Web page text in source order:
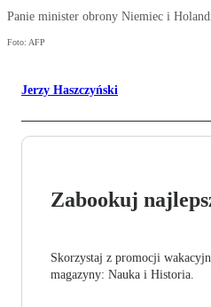
Panie minister obrony Niemiec i
Foto: AFP
Jerzy Haszczyński
Zabookuj
Skorzystaj z promocji
magazyny: Nauka i Historia.